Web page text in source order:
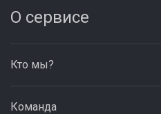
О сервисе
Кто мы?
Команда